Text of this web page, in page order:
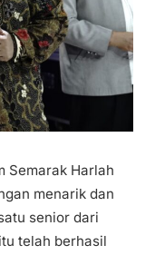
Semarak Harlah
menarik dan
senior dari
telah berhasil